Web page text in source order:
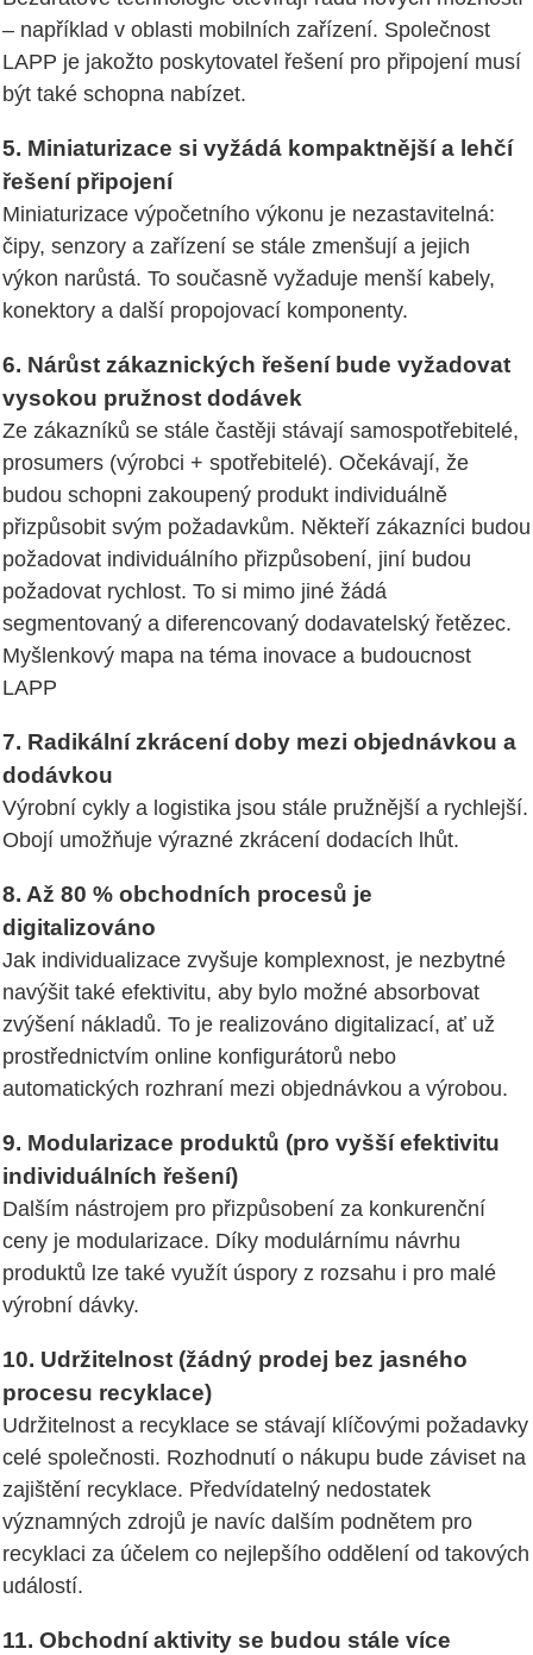
– například v oblasti mobilních zařízení. Společnost
LAPP je jakožto poskytovatel řešení pro připojení musí
být také schopna nabízet.
5. Miniaturizace si vyžádá kompaktnější a lehčí
řešení připojení
Miniaturizace výpočetního výkonu je nezastavitelná:
čipy, senzory a zařízení se stále zmenšují a jejich
výkon narůstá. To současně vyžaduje menší kabely,
konektory a další propojovací komponenty.
6. Nárůst zákaznických řešení bude vyžadovat
vysokou pružnost dodávek
Ze zákazníků se stále častěji stávají samospotřebitelé,
prosumers (výrobci + spotřebitelé). Očekávají, že
budou schopni zakoupený produkt individuálně
přizpůsobit svým požadavkům. Někteří zákazníci budou
požadovat individuálního přizpůsobení, jiní budou
požadovat rychlost. To si mimo jiné žádá
segmentovaný a diferencovaný dodavatelský řetězec.
Myšlenkový mapa na téma inovace a budoucnost
LAPP
7. Radikální zkrácení doby mezi objednávkou a
dodávkou
Výrobní cykly a logistika jsou stále pružnější a rychlejší.
Obojí umožňuje výrazné zkrácení dodacích lhůt.
8. Až 80 % obchodních procesů je
digitalizováno
Jak individualizace zvyšuje komplexnost, je nezbytné
navýšit také efektivitu, aby bylo možné absorbovat
zvýšení nákladů. To je realizováno digitalizací, ať už
prostřednictvím online konfigurátorů nebo
automatických rozhraní mezi objednávkou a výrobou.
9. Modularizace produktů (pro vyšší efektivitu
individuálních řešení)
Dalším nástrojem pro přizpůsobení za konkurenční
ceny je modularizace. Díky modulárnímu návrhu
produktů lze také využít úspory z rozsahu i pro malé
výrobní dávky.
10. Udržitelnost (žádný prodej bez jasného
procesu recyklace)
Udržitelnost a recyklace se stávají klíčovými požadavky
celé společnosti. Rozhodnutí o nákupu bude záviset na
zajištění recyklace. Předvídatelný nedostatek
významných zdrojů je navíc dalším podnětem pro
recyklaci za účelem co nejlepšího oddělení od takových
událostí.
11. Obchodní aktivity se budou stále více